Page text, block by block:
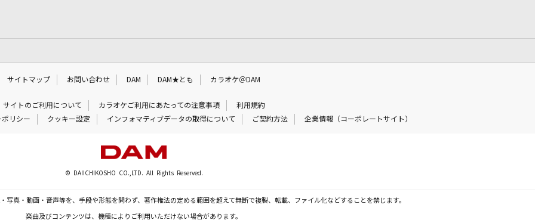
サイトマップ お問い合わせ DAM DAM★とも カラオケ＠DAM
サイトのご利用について カラオケご利用にあたっての注意事項
利用規約
リシー
クッキー設定 インフォマティブデータの取得について ご契約方法 企業情報（コーポレートサイト）
© DAIICHIKOSHO CO.,LTD. All Rights Reserved.
写真・動画・音声等を、手段や形態を問わず、著作権法の定める範囲を超えて無断で複製、転載、ファイル化などすることを禁じます。
楽曲及びコンテンツは、機種によりご利用いただけない場合があります。